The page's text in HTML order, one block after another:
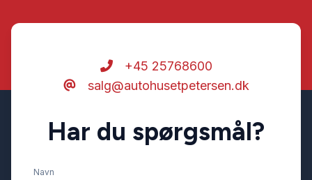
+45 25768600
salg@autohusetpetersen.dk
Har du spørgsmål?
Navn